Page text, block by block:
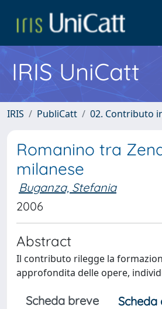
IRIS UniCatt
IRIS PubliCatt 02. Contributo
Romanino tra
milanese
Buganza, Stefania
2006
Abstract
Il contributo rilegge la
approfondita delle opere,
Scheda breve